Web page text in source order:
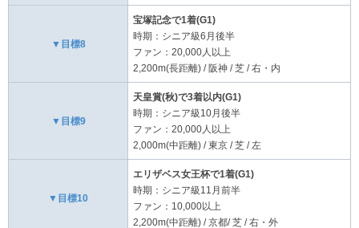
▼目標8
宝塚記念で1着(G1)
時期：シニア級6月後半
ファン：20,000人以上
2,200m(長距離) / 阪神 / 芝 / 右・内
▼目標9
天皇賞(秋)で3着以内(G1)
時期：シニア級10月後半
ファン：20,000人以上
2,000m(中距離) / 東京 / 芝 / 左
▼目標10
エリザベス女王杯で1着(G1)
時期：シニア級11月前半
ファン：10,000以上
2,200m(中距離) / 京都/ 芝 / 右・外